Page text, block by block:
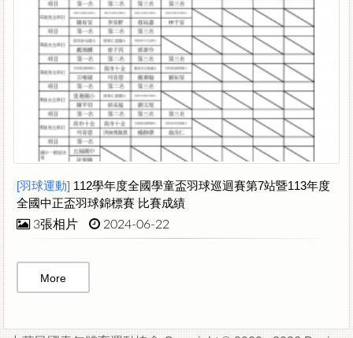
[羽球運動] 112學年度全國學童盃羽球巡迴賽第7站暨113年度
全國中正盃羽球錦標賽 比賽成績
3張相片 2024-06-22
More